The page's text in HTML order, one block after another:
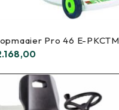
Pro 46 E-PKCTM